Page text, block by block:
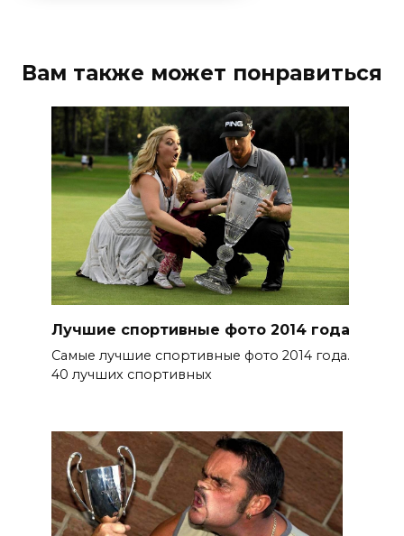
Вам также может понравиться
Лучшие спортивные фото 2014 года
Самые лучшие спортивные фото 2014 года.
40 лучших спортивных